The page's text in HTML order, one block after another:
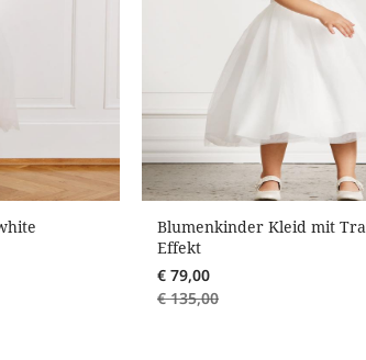
Blumenkinder Kleid mit
Effekt
€ 79,00
€ 135,00